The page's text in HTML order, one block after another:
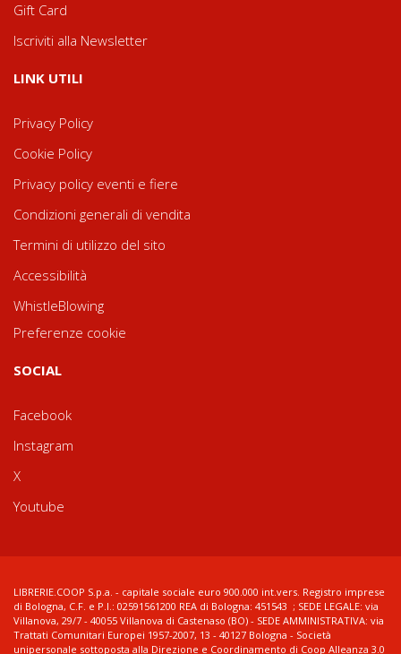
Gift Card
Iscriviti alla Newsletter
LINK UTILI
Privacy Policy
Cookie Policy
Privacy policy eventi e fiere
Condizioni generali di vendita
Termini di utilizzo del sito
Accessibilità
WhistleBlowing
Preferenze cookie
SOCIAL
Facebook
Instagram
X
Youtube
LIBRERIE.COOP S.p.a. - capitale sociale euro 900.000 int.vers. Registro imprese
di Bologna, C.F. e P.I.: 02591561200 REA di Bologna: 451543 ; SEDE LEGALE: via
Villanova, 29/7 - 40055 Villanova di Castenaso (BO) - SEDE AMMINISTRATIVA: via
Trattati Comunitari Europei 1957-2007, 13 - 40127 Bologna - Società
unipersonale sottoposta alla Direzione e Coordinamento di Coop Alleanza 3.0